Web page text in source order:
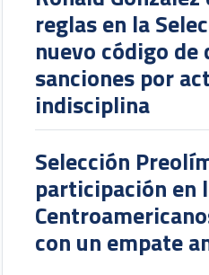
reglas en la
nuevo código de
sanciones por
indisciplina
Selección
participación en
con un empate